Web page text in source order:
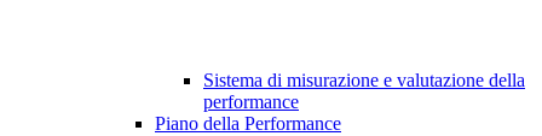
Sistema di misurazione e valutazione della
performance
Piano della Performance